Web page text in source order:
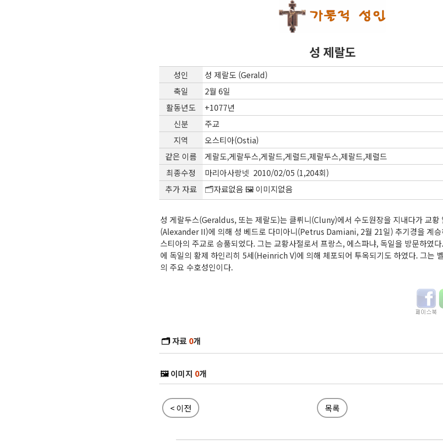
성 제랄도
성인
성 제랄도 (Gerald)
축일
2월 6일
활동년도
+1077년
신분
주교
지역
오스티아(Ostia)
같은 이름
게랄도,게랄두스,게랄드,게럴드,제랄두스,제랄드,제럴드
최종수정
마리아사랑넷 2010/02/05 (1,204회)
추가 자료
🗂️자료없음 🖼️ 이미지없음
성 게랄두스(Geraldus, 또는 제랄도)는 클뤼니(Cluny)에서 수도원장을 지내다가 교황
(Alexander II)에 의해 성 베드로 다미아니(Petrus Damiani, 2월 21일) 추기경을 계승
스티아의 주교로 승품되었다. 그는 교황사절로서 프랑스, 에스파냐, 독일을 방문하였
에 독일의 황제 하인리히 5세(Heinrich V)에 의해 체포되어 투옥되기도 하였다. 그는
의 주요 수호성인이다.
🗂️ 자료 0개
🖼️이미지 0개
< 이전 목록